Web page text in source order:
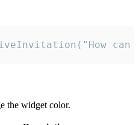
the widget color.